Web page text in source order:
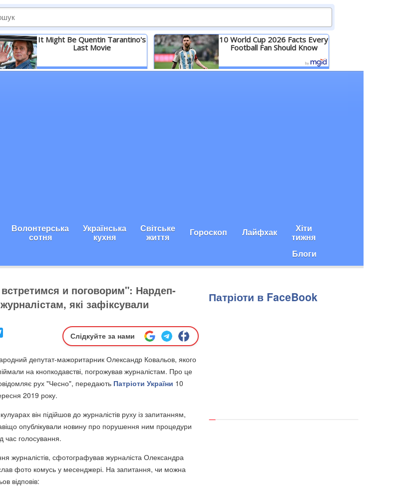
It Might Be Quentin Tarantino's
Last Movie
Детальніше
10 World Cup 2026 Facts Every
Football Fan Should Know
Детальніше
Волонтерська
сотня
Українська
кухня
Світське
життя Гороскоп Лайфхак Хіти
тижня
Блоги
и поговорим": Нардеп-
які зафіксували
Слідкуйте за нами
депутат-мажоритарник Олександр Ковальов, якого
на кнопкодавстві, погрожував журналістам. Про це
рух "Чесно", передають Патріоти України 10
2019 року.
він підійшов до журналістів руху із запитанням,
опублікували новину про порушення ним процедури
час голосування.
журналістів, сфотографував журналіста Олександра
фото комусь у месенджері. На запитання, чи можна
відповів:
Патріоти в FaceBook